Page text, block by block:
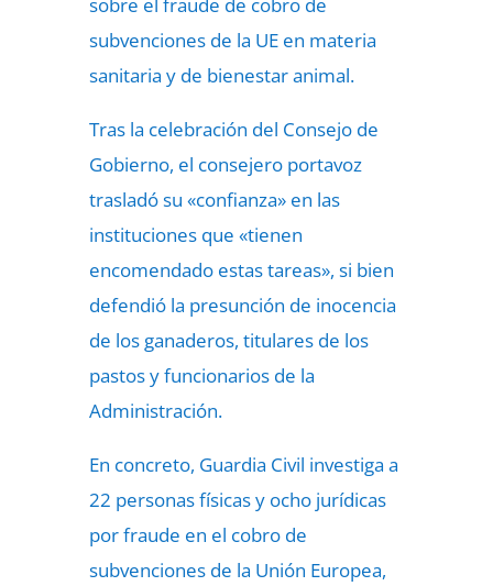
subvenciones de la UE en materia
sanitaria y de bienestar animal.
Tras la celebración del Consejo de
Gobierno, el consejero portavoz
trasladó su «confianza» en las
instituciones que «tienen
encomendado estas tareas», si bien
defendió la presunción de inocencia
de los ganaderos, titulares de los
pastos y funcionarios de la
Administración.
En concreto, Guardia Civil investiga a
22 personas físicas y ocho jurídicas
por fraude en el cobro de
subvenciones de la Unión Europea,